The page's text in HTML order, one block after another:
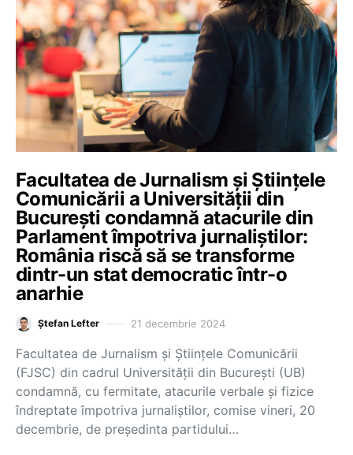
Facultatea de Jurnalism și Științele
Comunicării a Universității din
București condamnă atacurile din
Parlament împotriva jurnaliștilor:
România riscă să se transforme
dintr-un stat democratic într-o
anarhie
Ștefan Lefter 21 decembrie 2024
Facultatea de Jurnalism și Științele Comunicării
(FJSC) din cadrul Universității din București (UB)
condamnă, cu fermitate, atacurile verbale și fizice
îndreptate împotriva jurnaliștilor, comise vineri, 20
decembrie, de președinta partidului…